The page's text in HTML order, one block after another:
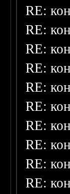
RE:
RE:
RE:
RE:
RE:
RE:
RE:
RE:
RE:
RE: